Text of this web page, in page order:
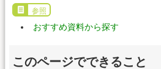
参照
おすすめ資料から探す
このページでできること